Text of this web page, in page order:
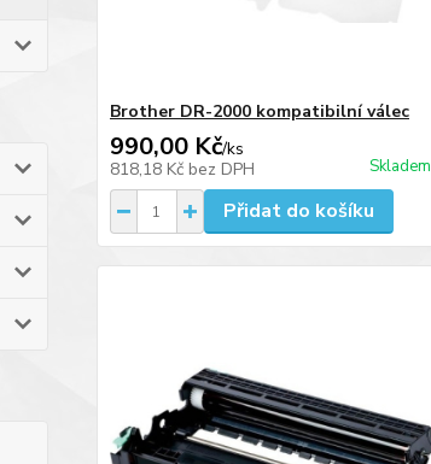
Brother DR-2000 kompatibilní válec
990,00 Kč/ks
818,18 Kč bez DPH Skladem
Přidat do košíku